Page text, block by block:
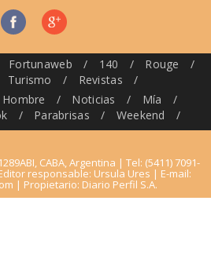
Fortunaweb / 140 / Rouge
/
Turismo / Revistas
/
Hombre / Noticias / Mía
/
/ Parabrisas / Weekend /
CABA, Argentina | Tel: (5411) 7091-
responsable: Ursula Ures | E-mail:
| Propietario: Diario Perfil S.A.